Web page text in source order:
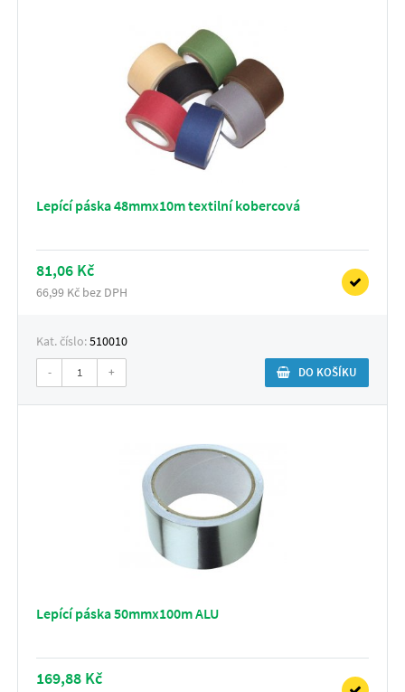
Lepící páska 48mmx10m textilní kobercová
81,06 Kč
66,99 Kč bez DPH
Kat. číslo:510010
- + DO KOŠÍKU
Lepící páska 50mmx100m ALU
169,88 Kč